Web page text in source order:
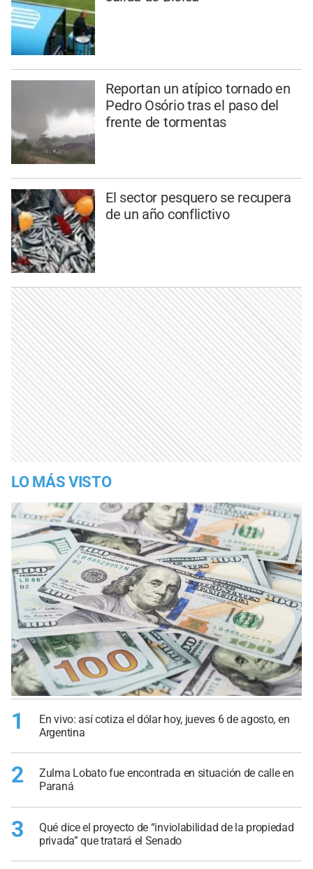
Reportan un atípico tornado en
Pedro Osório tras el paso del
frente de tormentas
El sector pesquero se recupera
de un año conflictivo
LO MÁS VISTO
1
En vivo: así cotiza el dólar hoy, jueves 6 de agosto, en
Argentina
2
Zulma Lobato fue encontrada en situación de calle en
Paraná
3
Qué dice el proyecto de “inviolabilidad de la propiedad
privada” que tratará el Senado